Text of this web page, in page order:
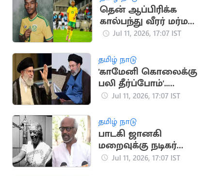
தென் ஆப்பிரிக்க
கால்பந்து வீரர் மர்ம
மரணம்
Jul 11, 2026, 17:07 IST
தமிழ் நாடு
'காமேனி கொலைக்கு
பலி தீர்ப்போம்'..
அமெரிக்கா,
Jul 11, 2026, 17:07 IST
தமிழ் நாடு
பாடகி ஜானகி
மறைவுக்கு நடிகர்
ரஜினிகாந்த் இரங்கல்
Jul 11, 2026, 17:07 IST